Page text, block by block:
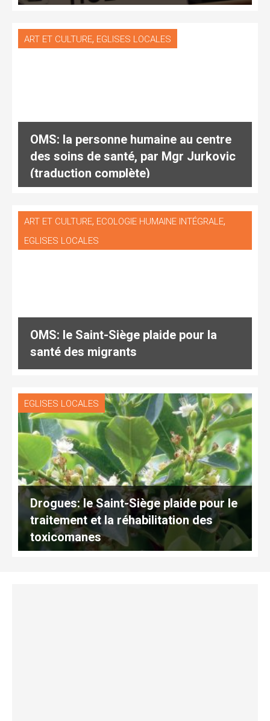
ART ET CULTURE, EGLISES LOCALES
OMS: la personne humaine au centre
des soins de santé, par Mgr Jurkovic
(traduction complète)
ART ET CULTURE, ECOLOGIE HUMAINE INTÉGRALE,
EGLISES LOCALES
OMS: le Saint-Siège plaide pour la
santé des migrants
EGLISES LOCALES
Drogues: le Saint-Siège plaide pour le
traitement et la réhabilitation des
toxicomanes